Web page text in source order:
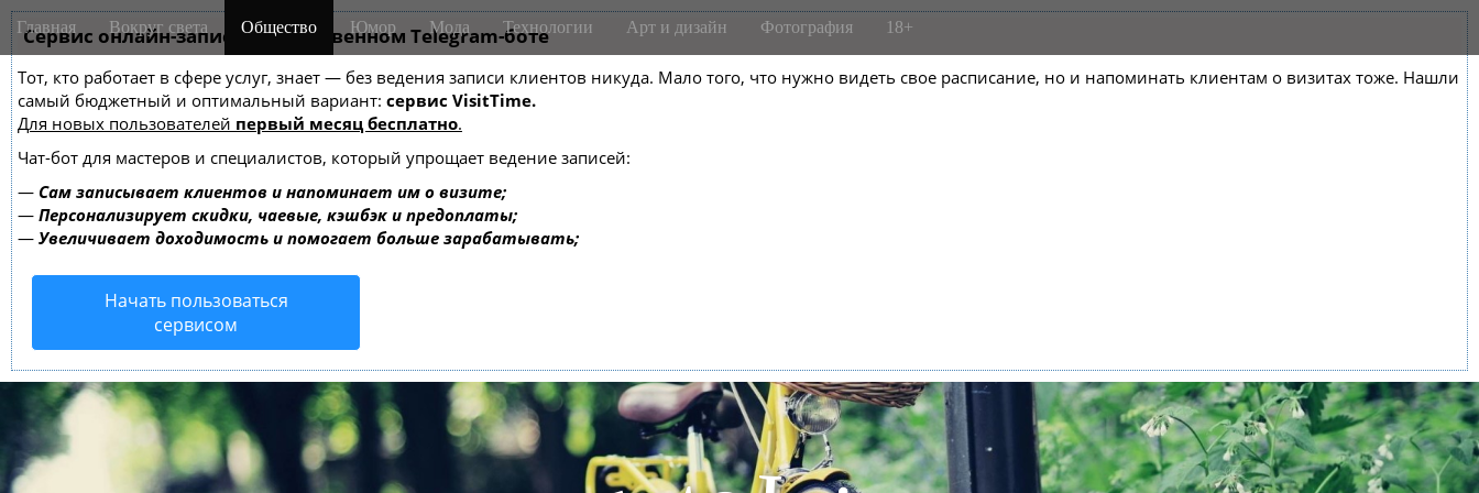
Сервис онлайн-записи на собственном Telegram-боте
Тот, кто работает в сфере услуг, знает — без ведения записи клиентов никуда. Мало того, что нужно видеть свое расписание, но и напоминать клиентам о визитах тоже. Нашли
самый бюджетный и оптимальный вариант: сервис VisitTime.
Для новых пользователей первый месяц бесплатно.
Чат-бот для мастеров и специалистов, который упрощает ведение записей:
— Сам записывает клиентов и напоминает им о визите;
— Персонализирует скидки, чаевые, кэшбэк и предоплаты;
— Увеличивает доходимость и помогает больше зарабатывать;
Начать пользоваться
сервисом
M
a
n
m
e
n
u
i
Главная Вокруг света Общество Юмор Мода Технологии Арт и дизайн Фотография 18+